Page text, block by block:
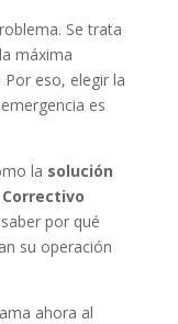
Se trata
máxima
eso, elegir la
es
la solución
por qué
su operación
ahora al